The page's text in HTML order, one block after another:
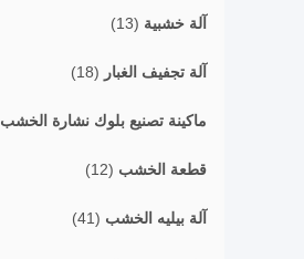
آلة خشبية (13)
آلة تجفيف الغبار (18)
ماكينة تصنيع بلوك نشارة الخشب
قطعة الخشب (12)
آلة بيليه الخشب (41)